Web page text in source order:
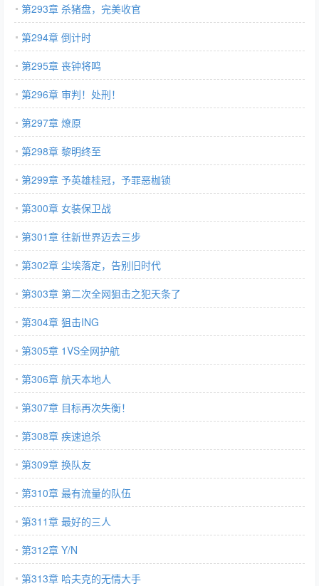
第293章 杀猪盘，完美收官
第294章 倒计时
第295章 丧钟将鸣
第296章 审判！处刑！
第297章 燎原
第298章 黎明终至
第299章 予英雄桂冠，予罪恶枷锁
第300章 女装保卫战
第301章 往新世界迈去三步
第302章 尘埃落定，告别旧时代
第303章 第二次全网狙击之犯天条了
第304章 狙击ING
第305章 1VS全网护航
第306章 航天本地人
第307章 目标再次失衡！
第308章 疾速追杀
第309章 换队友
第310章 最有流量的队伍
第311章 最好的三人
第312章 Y/N
第313章 哈夫克的无情大手